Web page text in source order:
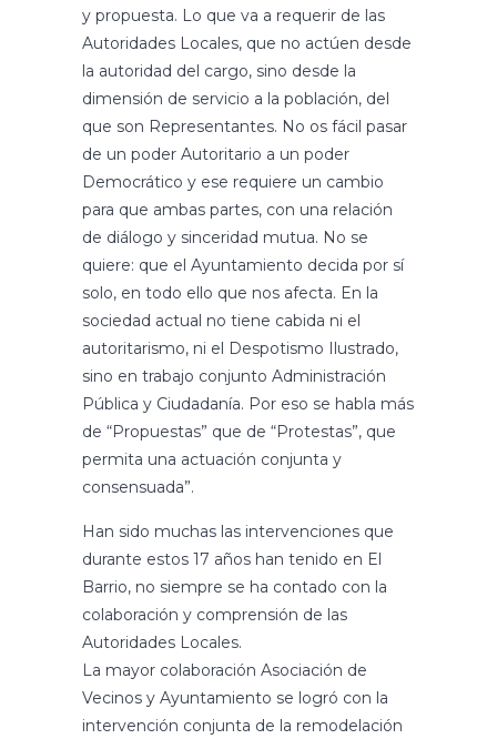
y propuesta. Lo que va a requerir de las
Autoridades Locales, que no actúen desde
la autoridad del cargo, sino desde la
dimensión de servicio a la población, del
que son Representantes. No os fácil pasar
de un poder Autoritario a un poder
Democrático y ese requiere un cambio
para que ambas partes, con una relación
de diálogo y sinceridad mutua. No se
quiere: que el Ayuntamiento decida por sí
solo, en todo ello que nos afecta. En la
sociedad actual no tiene cabida ni el
autoritarismo, ni el Despotismo Ilustrado,
sino en trabajo conjunto Administración
Pública y Ciudadanía. Por eso se habla más
de “Propuestas” que de “Protestas”, que
permita una actuación conjunta y
consensuada”.
Han sido muchas las intervenciones que
durante estos 17 años han tenido en El
Barrio, no siempre se ha contado con la
colaboración y comprensión de las
Autoridades Locales.
La mayor colaboración Asociación de
Vecinos y Ayuntamiento se logró con la
intervención conjunta de la remodelación